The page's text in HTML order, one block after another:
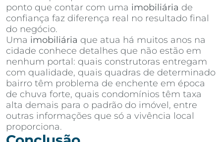
ponto que contar com uma imobiliária de
confiança faz diferença real no resultado final
do negócio.
Uma imobiliária que atua há muitos anos na
cidade conhece detalhes que não estão em
nenhum portal: quais construtoras entregam
com qualidade, quais quadras de determinado
bairro têm problema de enchente em época
de chuva forte, quais condomínios têm taxa
alta demais para o padrão do imóvel, entre
outras informações que só a vivência local
proporciona.